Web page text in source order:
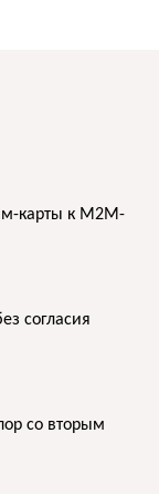
карты к M2M-
согласия
со вторым